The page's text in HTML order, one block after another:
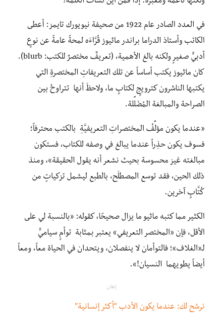
في العدد الصادر عام 1922 من صحيفة نيويورك تايمز: أعطى
الكاتب وأستاذ الدراما براندر ماثيوز قُرَّاءَه لمحةً عامةً عن نوعٍ
أدبيٍّ صغيرٍ ولكنه بالغ الأهمية، (تعريفٌ مختصرٌ للكتب: blurb).
كان ماثيوز يكتب أساساً عن تلك التعريفاتِ المختصرةِ التي
يكتبها الناشرون كترويجٍ لكتابٍ ما، ولاحظَ أنها تتراوحُ بين
الصراحة والمبالغة المُضَلِّلة.
«عندما يكون مؤلِّفُ المختصراتِ التعريفيَّةِ بالكتب محترفاً؛
فسوف يكون حذِراً عندما يبالغ في وصفه للكتاب، فستكون
مبالغته غيرَ محسوسة بحيث نشعر أنه يقول الحقيقة»، ومنذ
ذلك الحين، فقد توسع المصطلَح، بالطبع ليشمل تزكياتٍ من
كُتَّابٍ آخرين.
الكثير مما كتبه ماثيو ما يزال صحيحًا، كقوله: «بالنسبة لي على
الأقل، فإن «المختصر التعريفي» يعتبر بمثابة توأمٍ سياميٍّ
لـ«الغلاف»؛ فالتوأمان لا ينفصلان، ويتحدان في الحياة معاً، ومعاً
أيضاً يطويهما النسيان!».
إعلان
نرشح لك: عندما يكون الأدب “أكثر إنسانية”